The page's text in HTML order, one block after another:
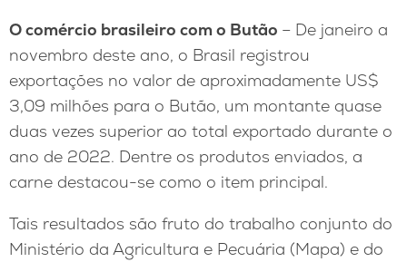
O comércio brasileiro com o Butão – De janeiro a
novembro deste ano, o Brasil registrou
exportações no valor de aproximadamente US$
3,09 milhões para o Butão, um montante quase
duas vezes superior ao total exportado durante o
ano de 2022. Dentre os produtos enviados, a
carne destacou-se como o item principal.
Tais resultados são fruto do trabalho conjunto do
Ministério da Agricultura e Pecuária (Mapa) e do